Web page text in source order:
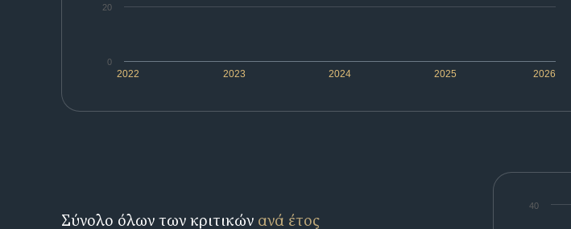
2022 2023 2024 2025 2026
0
20
40
Σύνολο όλων των κριτικών ανά έτος